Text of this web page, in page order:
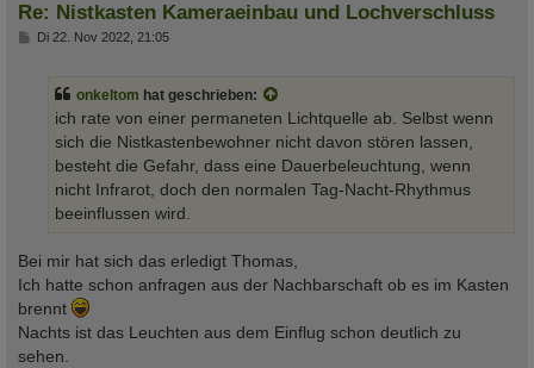
Re: Nistkasten Kameraeinbau und Lochverschluss
BDi 22. Nov 2022, 21:05
onkeltom hat geschrieben:
ich rate von einer permaneten Lichtquelle ab. Selbst wenn
sich die Nistkastenbewohner nicht davon stören lassen,
besteht die Gefahr, dass eine Dauerbeleuchtung, wenn
nicht Infrarot, doch den normalen Tag-Nacht-Rhythmus
beeinflussen wird.
Bei mir hat sich das erledigt Thomas,
Ich hatte schon anfragen aus der Nachbarschaft ob es im Kasten
brennt
Nachts ist das Leuchten aus dem Einflug schon deutlich zu
sehen.